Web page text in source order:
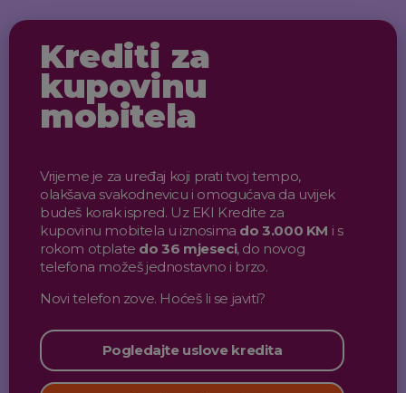
Krediti za
kupovinu
mobitela
Vrijeme je za uređaj koji prati tvoj tempo,
olakšava svakodnevicu i omogućava da uvijek
budeš korak ispred. Uz EKI Kredite za
kupovinu mobitela u iznosima do 3.000 KM i s
rokom otplate do 36 mjeseci, do novog
telefona možeš jednostavno i brzo.
Novi telefon zove. Hoćeš li se javiti?
Pogledajte uslove kredita